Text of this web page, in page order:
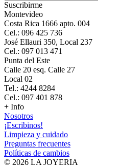
Suscribirme
Montevideo
Costa Rica 1666 apto. 004
Cel.: 096 425 736
José Ellauri 350, Local 237
Cel.: 097 013 471
Punta del Este
Calle 20 esq. Calle 27
Local 02
Tel.: 4244 8284
Cel.: 097 401 878
+ Info
Nosotros
¡Escribinos!
Limpieza y cuidado
Preguntas frecuentes
Políticas de cambios
© 2026 LA JOYERIA